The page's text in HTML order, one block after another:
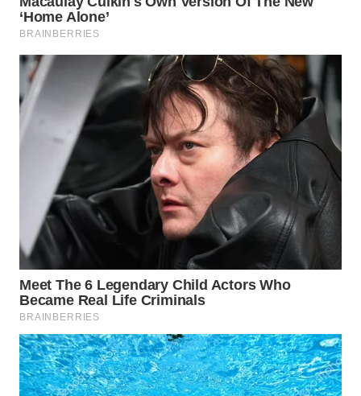
WAHANA
ADVOKAT
INFRASTRUKTUR
WAHANA
KONSUMEN
WAHANA
LISTRIK
WAHANA
TRAVEL
WAHANA
TV
WAHANANEWS